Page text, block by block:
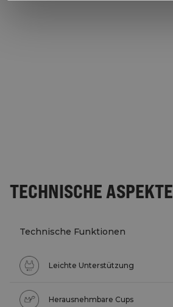
TECHNISCHE ASPEKTE
Technische Funktionen
Leichte Unterstützung
Herausnehmbare Cups